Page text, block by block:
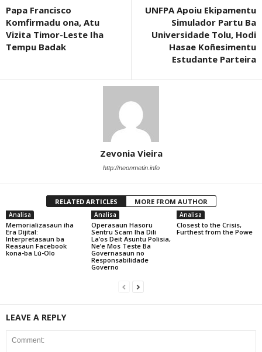
Papa Francisco
Komfirmadu ona, Atu
Vizita Timor-Leste Iha
Tempu Badak
UNFPA Apoiu Ekipamentu
Simulador Partu Ba
Universidade Tolu, Hodi
Hasae Koñesimentu
Estudante Parteira
Zevonia Vieira
http://neonmetin.info
RELATED ARTICLES MORE FROM AUTHOR
Analisa
Memorializasaun iha
Era Dijital:
Interpretasaun ba
Reasaun Facebook
kona-ba Lú-Olo
Analisa
Operasaun Hasoru
Sentru Scam Iha Dili
La’os Deit Asuntu Polisia,
Ne’e Mos Teste Ba
Governasaun no
Responsabilidade
Governo
Analisa
Closest to the Crisis,
Furthest from the Powe
LEAVE A REPLY